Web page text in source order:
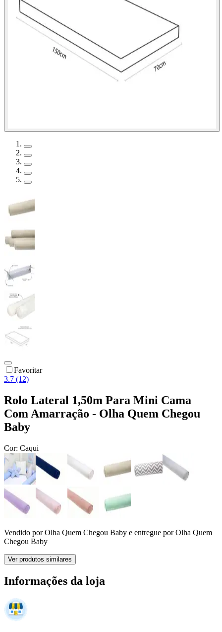
Favoritar
3.7 (12)
Rolo Lateral 1,50m Para Mini Cama
Com Amarração - Olha Quem Chegou
Baby
Cor: Caqui
Vendido porOlha Quem Chegou Baby e entregue por Olha Quem
Chegou Baby
Ver produtos similares
Informações da loja